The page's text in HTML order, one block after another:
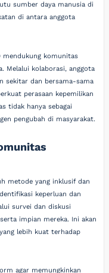
sumber daya manusia di
di antara anggota
mendukung komunitas
Melalui kolaborasi, anggota
sekitar dan bersama-sama
perasaan kepemilikan
tidak hanya sebagai
pengubah di masyarakat.
metode yang inklusif dan
keperluan dan
survei dan diskusi
impian mereka. Ini akan
lebih kuat terhadap
agar memungkinkan